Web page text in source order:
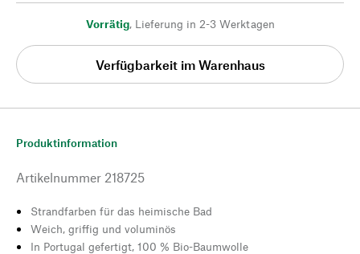
Vorrätig, Lieferung in 2-3 Werktagen
Verfügbarkeit im Warenhaus
Produktinformation
Artikelnummer 218725
Strandfarben für das heimische Bad
Weich, griffig und voluminös
In Portugal gefertigt, 100 % Bio-Baumwolle